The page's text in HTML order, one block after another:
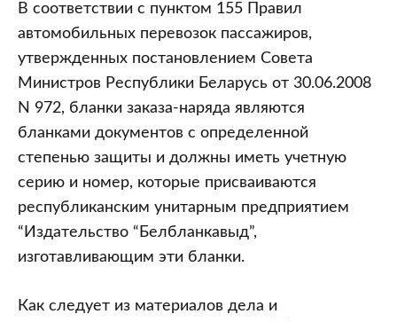
В соответствии с пунктом 155 Правил
автомобильных перевозок пассажиров,
утвержденных постановлением Совета
Министров Республики Беларусь от 30.06.2008
N 972, бланки заказа-наряда являются
бланками документов с определенной
степенью защиты и должны иметь учетную
серию и номер, которые присваиваются
республиканским унитарным предприятием
“Издательство “Белбланкавыд”,
изготавливающим эти бланки.
Как следует из материалов дела и